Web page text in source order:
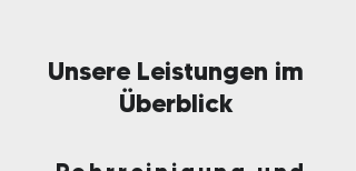
Unsere Leistungen im
Überblick